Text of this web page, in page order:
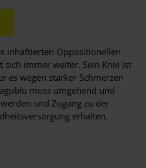
inhaftierten Oppositionellen
sich immer weiter. Sein Knie ist
es wegen starker Schmerzen
muss umgehend und
und Zugang zu der
erhalten.